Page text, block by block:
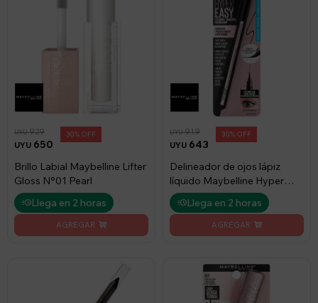
UYU 650
UYU929 30
Brillo Labial Maybelline Lifter
Gloss N°01 Pearl
Llega en 2 horas
UYU 643
UYU919 30
Delineador de ojos lápiz
líquido Maybelline Hyper
Easy Pitch Black - Negro
Llega en 2 horas